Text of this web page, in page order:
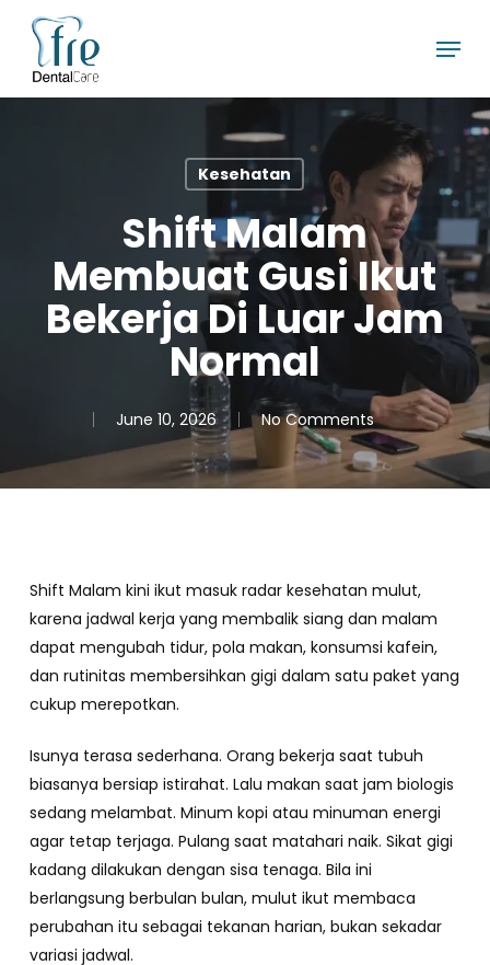
main
content
Menu
Kesehatan
Shift Malam
Membuat Gusi Ikut
Bekerja Di Luar Jam
Normal
June 10, 2026 No Comments
Shift Malam kini ikut masuk radar kesehatan mulut,
karena jadwal kerja yang membalik siang dan malam
dapat mengubah tidur, pola makan, konsumsi kafein,
dan rutinitas membersihkan gigi dalam satu paket yang
cukup merepotkan.
Isunya terasa sederhana. Orang bekerja saat tubuh
biasanya bersiap istirahat. Lalu makan saat jam biologis
sedang melambat. Minum kopi atau minuman energi
agar tetap terjaga. Pulang saat matahari naik. Sikat gigi
kadang dilakukan dengan sisa tenaga. Bila ini
berlangsung berbulan bulan, mulut ikut membaca
perubahan itu sebagai tekanan harian, bukan sekadar
variasi jadwal.